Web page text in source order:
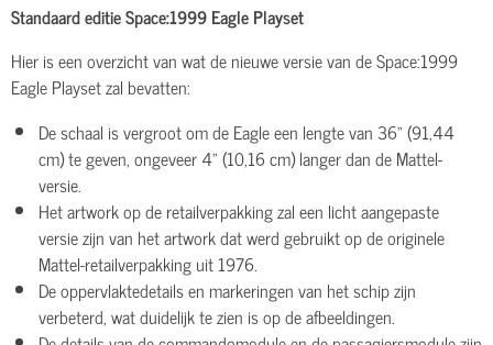
Standaard editie Space:1999 Eagle Playset
Hier is een overzicht van wat de nieuwe versie van de Space:1999
Eagle Playset zal bevatten:
De schaal is vergroot om de Eagle een lengte van 36" (91,44
cm) te geven, ongeveer 4" (10,16 cm) langer dan de Mattel-
versie.
Het artwork op de retailverpakking zal een licht aangepaste
versie zijn van het artwork dat werd gebruikt op de originele
Mattel-retailverpakking uit 1976.
De oppervlaktedetails en markeringen van het schip zijn
verbeterd, wat duidelijk te zien is op de afbeeldingen.